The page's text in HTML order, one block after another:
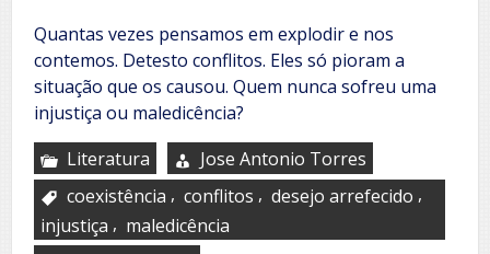
Quantas vezes pensamos em explodir e nos
contemos. Detesto conflitos. Eles só pioram a
situação que os causou. Quem nunca sofreu uma
injustiça ou maledicência?
Literatura
Jose Antonio Torres
coexistência , conflitos , desejo arrefecido ,
injustiça , maledicência